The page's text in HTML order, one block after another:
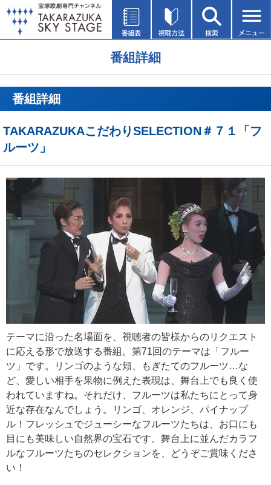
番組詳細
番組詳細
TAKARAZUKAこだわりSELECTION＃７１「フ
ルーツ」
テーマに沿った名場面を、視聴者の皆様からのリクエスト
に応える形で放送する番組。第71回のテーマは「フルー
ツ」です。リンゴのような頬、もぎたてのフルーツ…な
ど、愛しい相手を果物に例えた表現は、舞台上でも良く使
われていますね。それだけ、フルーツは私たちにとって身
近な存在なんでしょう。リンゴ、オレンジ、パイナップ
ル！フレッシュでジューシーなフルーツたちは、お口にも
目にも美味しい自然界の宝石です。舞台上に並んだカラフ
ルなフルーツたちのセレクションを、どうぞご賞味くださ
い！